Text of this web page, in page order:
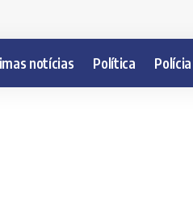
notícias Política Polícia